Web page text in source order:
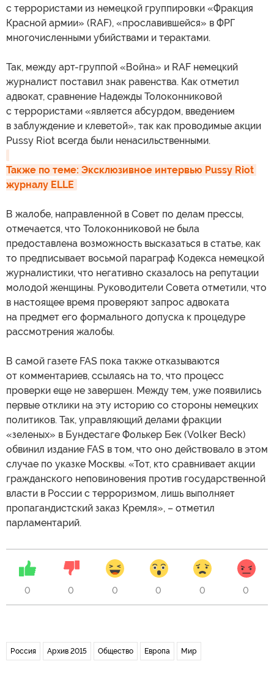
с террористами из немецкой группировки «Фракция
Красной армии» (RAF), «прославившейся» в ФРГ
многочисленными убийствами и терактами.
Так, между арт-группой «Война» и RAF немецкий
журналист поставил знак равенства. Как отметил
адвокат, сравнение Надежды Толоконниковой
с террористами «является абсурдом, введением
в заблуждение и клеветой», так как проводимые акции
Pussy Riot всегда были ненасильственными.
Также по теме: Эксклюзивное интервью Pussy Riot
журналу ELLE
В жалобе, направленной в Совет по делам прессы,
отмечается, что Толоконниковой не была
предоставлена возможность высказаться в статье, как
то предписывает восьмой параграф Кодекса немецкой
журналистики, что негативно сказалось на репутации
молодой женщины. Руководители Совета отметили, что
в настоящее время проверяют запрос адвоката
на предмет его формального допуска к процедуре
рассмотрения жалобы.
В самой газете FAS пока также отказываются
от комментариев, ссылаясь на то, что процесс
проверки еще не завершен. Между тем, уже появились
первые отклики на эту историю со стороны немецких
политиков. Так, управляющий делами фракции
«зеленых» в Бундестаге Фолькер Бек (Volker Beck)
обвинил издание FAS в том, что оно действовало в этом
случае по указке Москвы. «Тот, кто сравнивает акции
гражданского неповиновения против государственной
власти в России с терроризмом, лишь выполняет
пропагандистский заказ Кремля», – отметил
парламентарий.
0 0 0 0 0 0
Россия Архив 2015 Общество Европа Мир